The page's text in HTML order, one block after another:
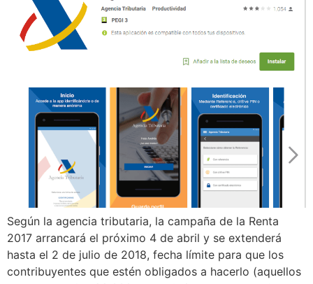
Según la agencia tributaria, la campaña de la Renta
2017 arrancará el próximo 4 de abril y se extenderá
hasta el 2 de julio de 2018, fecha límite para que los
contribuyentes que estén obligados a hacerlo (aquellos